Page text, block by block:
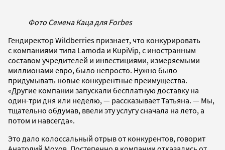
Фото Семена Каца для Forbes
Гендиректор Wildberries признает, что конкурировать
с компаниями типа Lamoda и KupiVip, с иностранным
составом учредителей и инвестициями, измеряемыми
миллионами евро, было непросто. Нужно было
придумывать новые конкурентные преимущества.
«Другие компании запускали бесплатную доставку на
один-три дня или неделю, — рассказывает Татьяна. — Мы,
тщательно обдумав, ввели эту услугу сначала на лето, а
потом и навсегда».
Это дало колоссальный отрыв от конкурентов, говорит